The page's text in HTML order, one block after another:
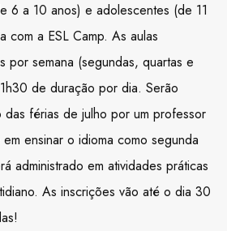
6 a 10 anos) e adolescentes (de 11
com a ESL Camp. As aulas
por semana (segundas, quartas e
de duração por dia. Serão
férias de julho por um professor
ensinar o idioma como segunda
administrado em atividades práticas
As inscrições vão até o dia 30